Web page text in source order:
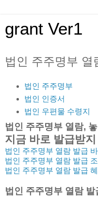
grant Ver1
법인 주주명부 열
법인 주주명부
법인 인증서
법인 우편물 수령지
법인 주주명부 열람,
지금 바로 발급받
법인 주주명부 열람 발급
법인 주주명부 열람 발급
법인 주주명부 열람 발급
법인 주주명부 열람 발